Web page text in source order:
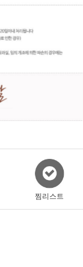
찜리스트